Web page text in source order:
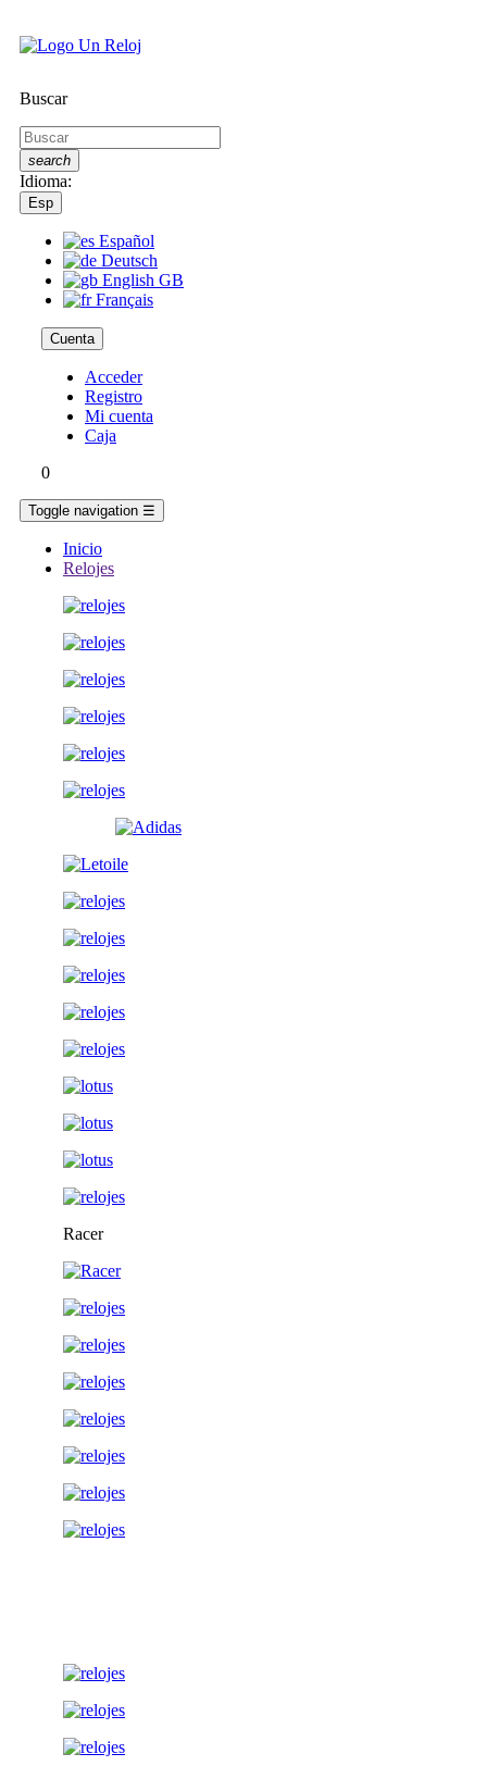
Buscar
search
Idioma:
Esp
Español
Deutsch
English GB
Français
Cuenta
Acceder
Registro
Mi cuenta
Caja
0
Toggle navigation ☰
Inicio
Relojes
Racer